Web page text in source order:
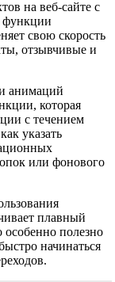
на веб-сайте с
функции
свою скорость
отзывчивые и
анимаций
которая
с течением
указать
или фонового
плавный
особенно полезно
начинаться